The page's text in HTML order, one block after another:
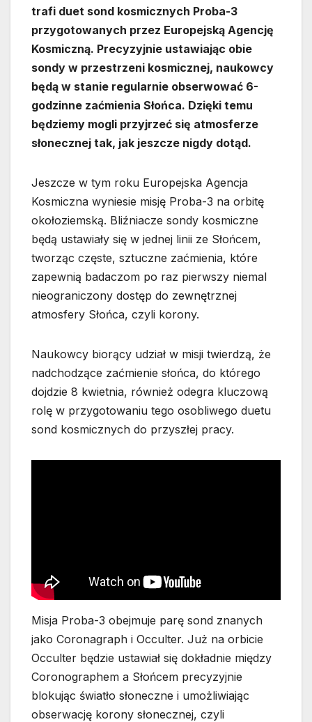
trafi duet sond kosmicznych Proba-3
przygotowanych przez Europejską Agencję
Kosmiczną. Precyzyjnie ustawiając obie
sondy w przestrzeni kosmicznej, naukowcy
będą w stanie regularnie obserwować 6-
godzinne zaćmienia Słońca. Dzięki temu
będziemy mogli przyjrzeć się atmosferze
słonecznej tak, jak jeszcze nigdy dotąd.
Jeszcze w tym roku Europejska Agencja
Kosmiczna wyniesie misję Proba-3 na orbitę
okołoziemską. Bliźniacze sondy kosmiczne
będą ustawiały się w jednej linii ze Słońcem,
tworząc częste, sztuczne zaćmienia, które
zapewnią badaczom po raz pierwszy niemal
nieograniczony dostęp do zewnętrznej
atmosfery Słońca, czyli korony.
Naukowcy biorący udział w misji twierdzą, że
nadchodzące zaćmienie słońca, do którego
dojdzie 8 kwietnia, również odegra kluczową
rolę w przygotowaniu tego osobliwego duetu
sond kosmicznych do przyszłej pracy.
Misja Proba-3 obejmuje parę sond znanych
jako Coronagraph i Occulter. Już na orbicie
Occulter będzie ustawiał się dokładnie między
Coronographem a Słońcem precyzyjnie
blokując światło słoneczne i umożliwiając
obserwację korony słonecznej, czyli